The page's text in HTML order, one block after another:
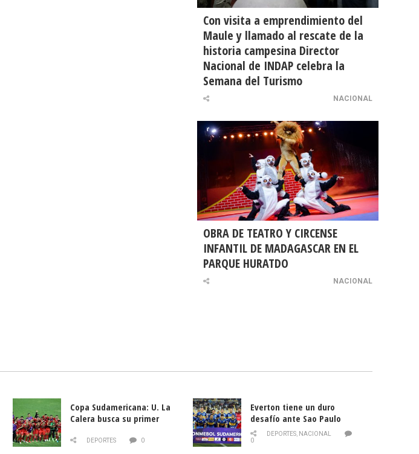
Con visita a emprendimiento del
Maule y llamado al rescate de la
historia campesina Director
Nacional de INDAP celebra la
Semana del Turismo
NACIONAL
OBRA DE TEATRO Y CIRCENSE
INFANTIL DE MADAGASCAR EN EL
PARQUE HURATDO
NACIONAL
Copa Sudamericana: U. La
Calera busca su primer
DEPORTES 0
Everton tiene un duro
desafío ante Sao Paulo
DEPORTES, NACIONAL
0